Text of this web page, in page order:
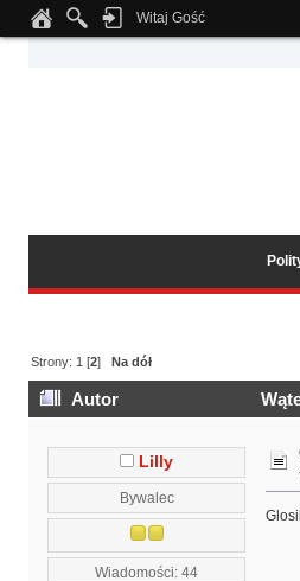
Notice: Undefined index: tapatalk_body_hook
Witaj Gość
Strony: 1 [2]Na dół
Autor
Lilly
Bywalec
Wiadomości: 44